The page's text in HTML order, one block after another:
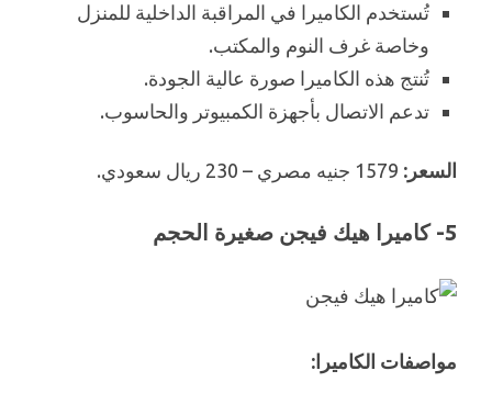
تُستخدم الكاميرا في المراقبة الداخلية للمنزل
وخاصة غرف النوم والمكتب.
تُنتج هذه الكاميرا صورة عالية الجودة.
تدعم الاتصال بأجهزة الكمبيوتر والحاسوب.
السعر:
5- كاميرا هيك فيجن صغيرة الحجم
مواصفات الكاميرا: